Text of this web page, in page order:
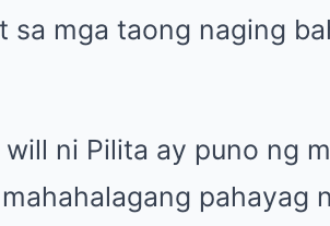
sa mga taong naging
ni Pilita ay puno ng
pahayag